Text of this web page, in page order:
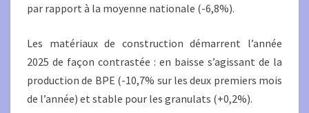
par rapport à la moyenne nationale (-6,8%).
Les matériaux de construction démarrent l’année
2025 de façon contrastée : en baisse s’agissant de la
production de BPE (-10,7% sur les deux premiers mois
de l’année) et stable pour les granulats (+0,2%).